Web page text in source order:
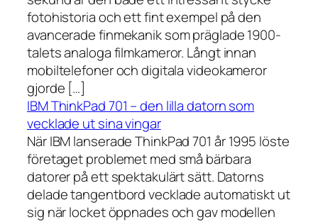
fotohistoria och ett fint exempel på den
avancerade finmekanik som präglade 1900-
talets analoga filmkameror. Långt innan
mobiltelefoner och digitala videokameror
gjorde […]
IBM ThinkPad 701 – den lilla datorn som
vecklade ut sina vingar
När IBM lanserade ThinkPad 701 år 1995 löste
företaget problemet med små bärbara
datorer på ett spektakulärt sätt. Datorns
delade tangentbord vecklade automatiskt ut
sig när locket öppnades och gav modellen